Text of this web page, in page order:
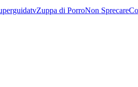
Zuppa di PorroNon Sprecare